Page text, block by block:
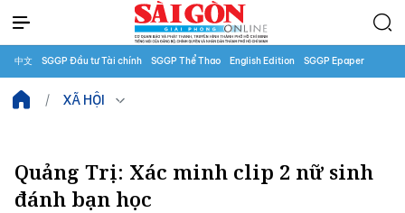
中文 SGGP Đầu tư Tài chính SGGP Thể Thao English Edition SGGP Epaper
XÃ HỘI
Quảng Trị: Xác minh clip 2 nữ sinh
đánh bạn học